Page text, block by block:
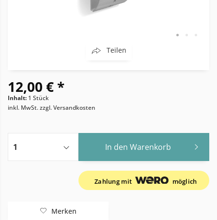
Teilen
12,00 € *
Inhalt: 1 Stück
inkl. MwSt.zzgl. Versandkosten
In den Warenkorb
Zahlung mit möglich
Merken